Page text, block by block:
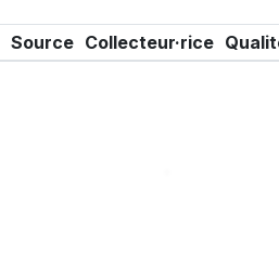
Source Collecteur·rice